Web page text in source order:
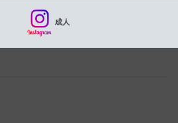
成人